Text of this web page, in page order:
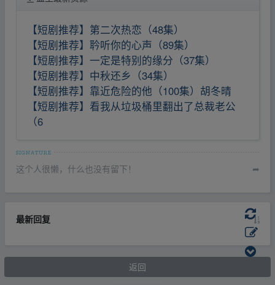
【短剧推荐】第二次热恋（48集）
【短剧推荐】耹听你的心声（89集）
【短剧推荐】一定是特别的缘分（37集）
【短剧推荐】中秋还乡（34集）
【短剧推荐】靠近危险的他（100集）胡冬晴
【短剧推荐】看我从垃圾桶里翻出了总裁老公
（6
这个人很懒，什么也没有留下！ ➦
最新回复
返回